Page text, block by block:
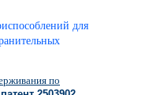
для
по